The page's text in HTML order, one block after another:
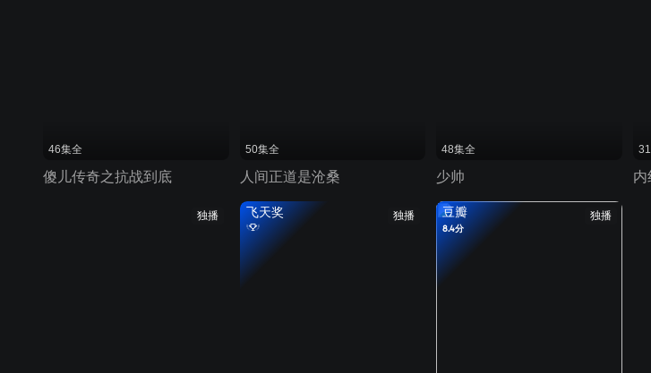
46集全
傻儿传奇之抗战到底
50集全
人间正道是沧桑
48集全
少帅 内
独播 独播
飞天奖 独播
豆瓣
8.4分